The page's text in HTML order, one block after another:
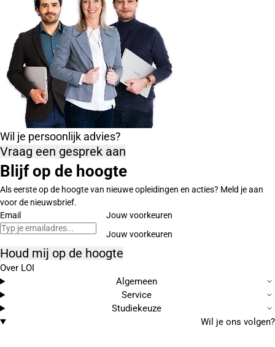
Wil je persoonlijk advies?
Vraag een gesprek aan
Blijf op de hoogte
Als eerste op de hoogte van nieuwe opleidingen en acties? Meld je aan
voor de nieuwsbrief.
Email
Jouw voorkeuren
Houd mij op de hoogte
Over LOI
Algemeen
Service
Studiekeuze
Wil je ons volgen?